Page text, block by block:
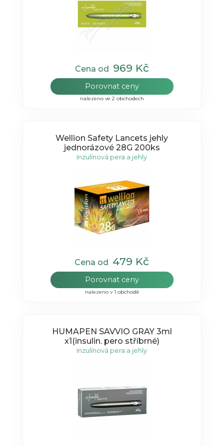
Cena od 969 Kč
Porovnat ceny
nalezeno ve 2 obchodech
Wellion Safety Lancets jehly
jednorázové 28G 200ks
Inzulínová pera a jehly
Cena od 479 Kč
Porovnat ceny
nalezeno v 1 obchodě
HUMAPEN SAVVIO GRAY 3ml
x1(insulin. pero stříbrné)
Inzulínová pera a jehly